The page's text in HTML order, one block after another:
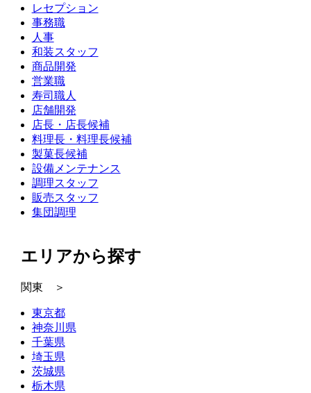
レセプション
事務職
人事
和装スタッフ
商品開発
営業職
寿司職人
店舗開発
店長・店長候補
料理長・料理長候補
製菓長候補
設備メンテナンス
調理スタッフ
販売スタッフ
集団調理
エリアから探す
関東 ＞
東京都
神奈川県
千葉県
埼玉県
茨城県
栃木県